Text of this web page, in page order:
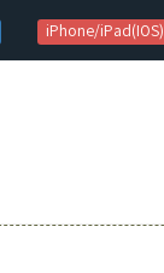
iPhone/iPad(IOS)